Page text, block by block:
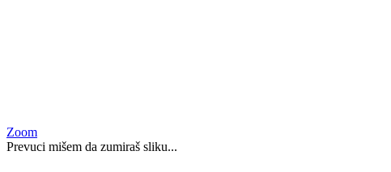
Zoom
Prevuci mišem da zumiraš sliku...